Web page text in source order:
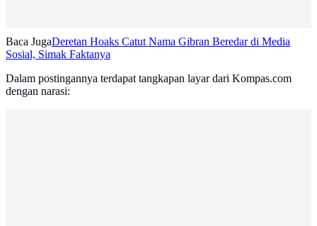
Baca JugaDeretan Hoaks Catut Nama Gibran Beredar di Media
Sosial, Simak Faktanya
Dalam postingannya terdapat tangkapan layar dari Kompas.com
dengan narasi: